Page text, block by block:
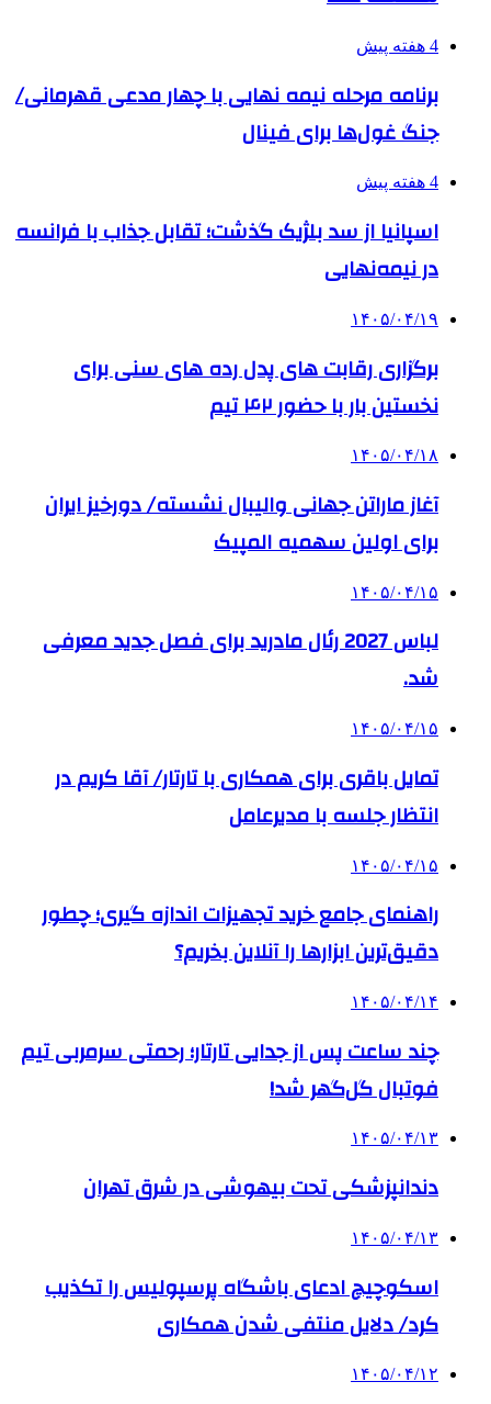
4 هفته پیش
برنامه مرحله نیمه نهایی با چهار مدعی قهرمانی/
جنگ غول‌ها برای فینال
4 هفته پیش
اسپانیا از سد بلژیک گذشت؛ تقابل جذاب با فرانسه
در نیمه‌نهایی
۱۴۰۵/۰۴/۱۹
برگزاری رقابت های پدل رده های سنی برای
نخستین بار با حضور ۴۲ تیم
۱۴۰۵/۰۴/۱۸
آغاز ماراتن جهانی والیبال نشسته/ دورخیز ایران
برای اولین سهمیه المپیک
۱۴۰۵/۰۴/۱۵
لباس 2027 رئال مادرید برای فصل جدید معرفی
شد.
۱۴۰۵/۰۴/۱۵
تمایل باقری برای همکاری با تارتار/ آقا کریم در
انتظار جلسه با مدیرعامل
۱۴۰۵/۰۴/۱۵
راهنمای جامع خرید تجهیزات اندازه گیری؛ چطور
دقیق‌ترین ابزارها را آنلاین بخریم؟
۱۴۰۵/۰۴/۱۴
چند ساعت پس از جدایی تارتار؛ رحمتی سرمربی تیم
فوتبال گل‌گهر شد!
۱۴۰۵/۰۴/۱۳
دندانپزشکی تحت بیهوشی در شرق تهران
۱۴۰۵/۰۴/۱۳
اسکوچیچ ادعای باشگاه پرسپولیس را تکذیب
کرد/ دلایل منتفی شدن همکاری
۱۴۰۵/۰۴/۱۲